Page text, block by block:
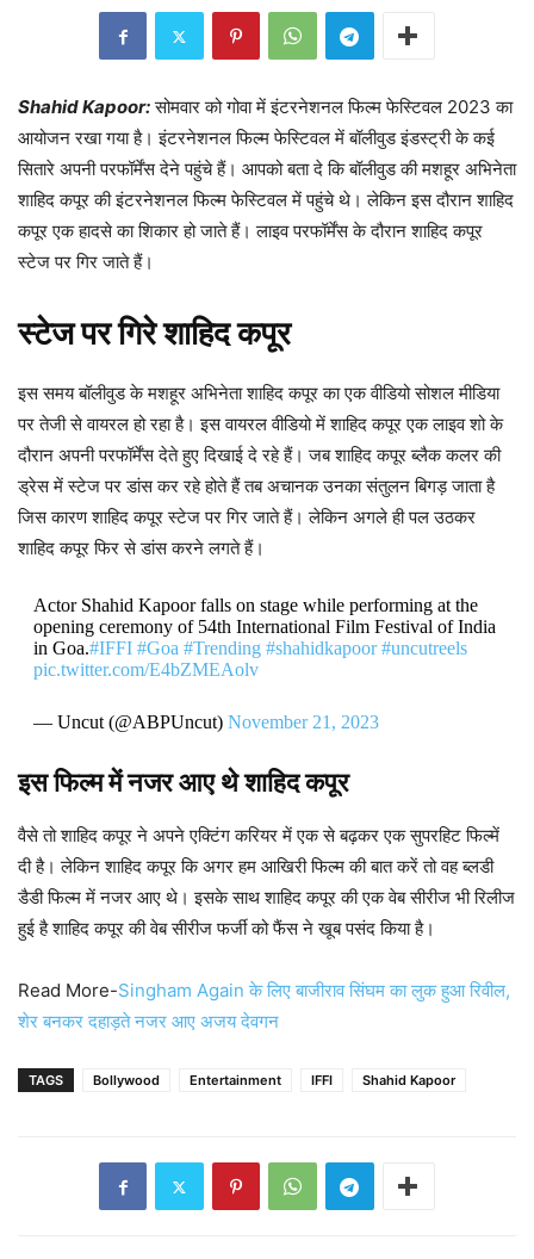
Shahid Kapoor:सोमवार को गोवा में इंटरनेशनल फिल्म फेस्टिवल 2023 का
आयोजन रखा गया है। इंटरनेशनल फिल्म फेस्टिवल में बॉलीवुड इंडस्ट्री के कई
सितारे अपनी परफॉर्मेंस देने पहुंचे हैं। आपको बता दे कि बॉलीवुड की मशहूर अभिनेता
शाहिद कपूर की इंटरनेशनल फिल्म फेस्टिवल में पहुंचे थे। लेकिन इस दौरान शाहिद
कपूर एक हादसे का शिकार हो जाते हैं। लाइव परफॉर्मेंस के दौरान शाहिद कपूर
स्टेज पर गिर जाते हैं।
स्टेज पर गिरे शाहिद कपूर
इस समय बॉलीवुड के मशहूर अभिनेता शाहिद कपूर का एक वीडियो सोशल मीडिया
पर तेजी से वायरल हो रहा है। इस वायरल वीडियो में शाहिद कपूर एक लाइव शो के
दौरान अपनी परफॉर्मेंस देते हुए दिखाई दे रहे हैं। जब शाहिद कपूर ब्लैक कलर की
ड्रेस में स्टेज पर डांस कर रहे होते हैं तब अचानक उनका संतुलन बिगड़ जाता है
जिस कारण शाहिद कपूर स्टेज पर गिर जाते हैं। लेकिन अगले ही पल उठकर
शाहिद कपूर फिर से डांस करने लगते हैं।
Actor Shahid Kapoor falls on stage while performing at the
opening ceremony of 54th International Film Festival of India
in Goa.#IFFI #Goa #Trending #shahidkapoor #uncutreels
pic.twitter.com/E4bZMEAolv
— Uncut (@ABPUncut) November 21, 2023
इस फिल्म में नजर आए थे शाहिद कपूर
वैसे तो शाहिद कपूर ने अपने एक्टिंग करियर में एक से बढ़कर एक सुपरहिट फिल्में
दी है। लेकिन शाहिद कपूर कि अगर हम आखिरी फिल्म की बात करें तो वह ब्लडी
डैडी फिल्म में नजर आए थे। इसके साथ शाहिद कपूर की एक वेब सीरीज भी रिलीज
हुई है शाहिद कपूर की वेब सीरीज फर्जी को फैंस ने खूब पसंद किया है।
Read More-Singham Again के लिए बाजीराव सिंघम का लुक हुआ रिवील,
शेर बनकर दहाड़ते नजर आए अजय देवगन
TAGS Bollywood Entertainment IFFI Shahid Kapoor